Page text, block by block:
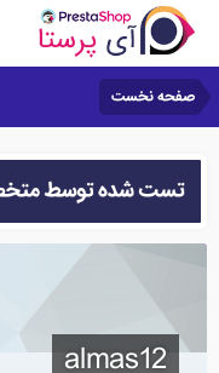
صفحه نخست
almas12